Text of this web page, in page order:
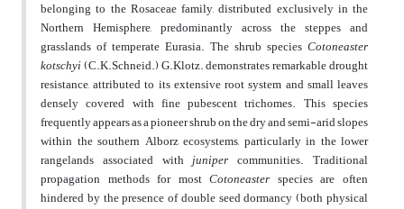
belonging to the Rosaceae family, distributed exclusively in the
Northern Hemisphere, predominantly across the steppes and
grasslands of temperate Eurasia. The shrub species Cotoneaster
kotschyi(C.K.Schneid.) G.Klotz. demonstrates remarkable drought
resistance, attributed to its extensive root system and small leaves
densely covered with fine pubescent trichomes. This species
frequently appears as a pioneer shrub on the dry and semi-arid slopes
within the southern Alborz ecosystems, particularly in the lower
rangelands associated withjuniper communities. Traditional
propagation methods for mostCotoneaster species are often
hindered by the presence of double seed dormancy (both physical